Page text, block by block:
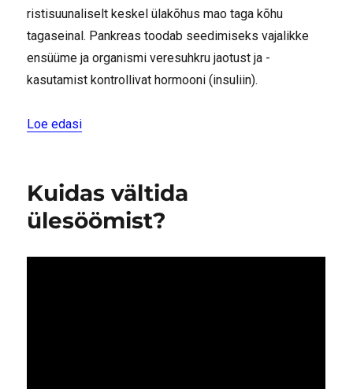
ristisuunaliselt keskel ülakõhus mao taga kõhu
tagaseinal. Pankreas toodab seedimiseks vajalikke
ensüüme ja organismi veresuhkru jaotust ja -
kasutamist kontrollivat hormooni (insuliin).
Loe edasi“Pankreatiit ehk kõhunäärme põletik”
Kuidas vältida
ülesöömist?